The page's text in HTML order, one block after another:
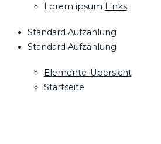
Lorem ipsum Links
Standard Aufzählung
Standard Aufzählung
Elemente-Übersicht
Startseite